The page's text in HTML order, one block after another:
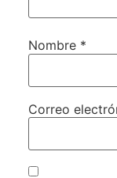
Nombre *
Correo